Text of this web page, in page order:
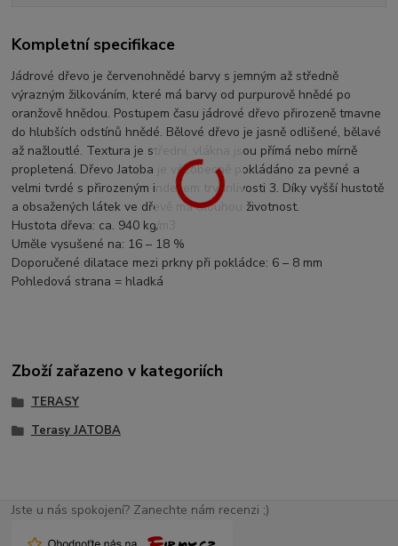
Kompletní specifikace
Jádrové dřevo je červenohnědé barvy s jemným až středně
výrazným žilkováním, které má barvy od purpurově hnědé po
oranžově hnědou. Postupem času jádrové dřevo přirozeně tmavne
do hlubších odstínů hnědé. Bělové dřevo je jasně odlišené, bělavé
až nažloutlé. Textura je střední, vlákna jsou přímá nebo mírně
propletená. Dřevo Jatoba je všeobecně pokládáno za pevné a
velmi tvrdé s přirozeným indexem trvanlivosti 3. Díky vyšší hustotě
a obsažených látek ve dřevě má dlouhou životnost.
Hustota dřeva: ca. 940 kg/m3
Uměle vysušené na: 16 – 18 %
Doporučené dilatace mezi prkny při pokládce: 6 – 8 mm
Pohledová strana = hladká
Zboží zařazeno v kategoriích
TERASY
Terasy JATOBA
Jste u nás spokojení? Zanechte nám recenzi ;)